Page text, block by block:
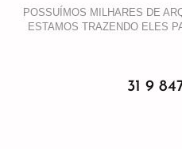
POSSUÍMOS MILHARES DE
ESTAMOS TRAZENDO ELES
31 9